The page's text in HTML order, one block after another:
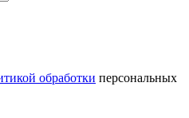
обработки персональных